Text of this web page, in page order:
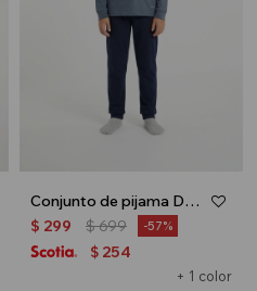
Conjunto de pijama Dream Maker - Celeste
+ 1 color
$ 299 $699 57
$ 254